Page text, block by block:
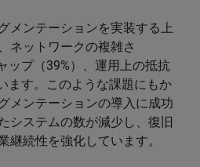
メンテーションを実装する上
ネットワークの複雑さ
ップ（39%）、運用上の抵抗
ます。このような課題にもか
メンテーションの導入に成功
システムの数が減少し、復旧
継続性を強化しています。